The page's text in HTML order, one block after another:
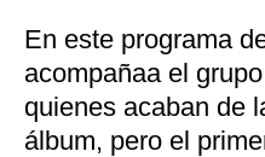
En este programa
acompañaa el
quienes acaban de
álbum, pero el